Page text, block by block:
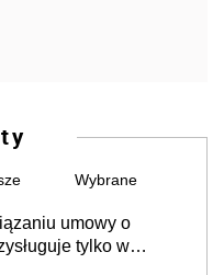
Wybrane
umowy o
tylko w